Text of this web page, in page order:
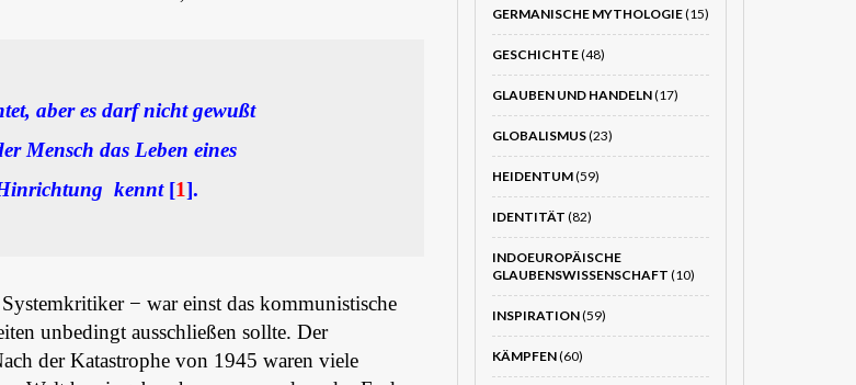
aber es darf nicht gewußt
Mensch das Leben eines
kennt[1].
− war einst das kommunistische
unbedingt ausschließen sollte. Der
der Katastrophe von 1945 waren viele
GERMANISCHE MYTHOLOGIE(15)
GESCHICHTE(48)
GLAUBEN UND HANDELN(17)
GLOBALISMUS(23)
HEIDENTUM(59)
IDENTITÄT (82)
INDOEUROPÄISCHE
GLAUBENSWISSENSCHAFT (10)
INSPIRATION(59)
KÄMPFEN(60)